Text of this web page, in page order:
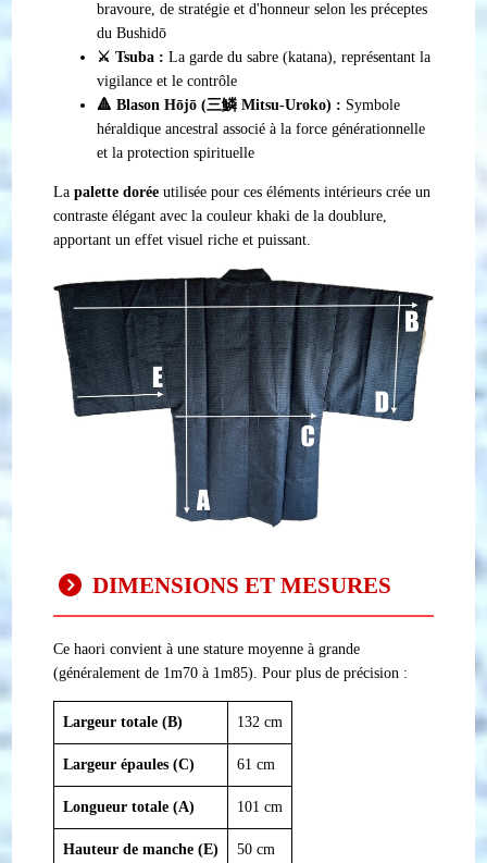
bravoure, de stratégie et d'honneur selon les préceptes
du Bushidō
⚔️ Tsuba : La garde du sabre (katana), représentant la
vigilance et le contrôle
🔺 Blason Hōjō (三鱗 Mitsu-Uroko) : Symbole
héraldique ancestral associé à la force générationnelle
et la protection spirituelle
Lapalette dorée utilisée pour ces éléments intérieurs crée un
contraste élégant avec la couleur khaki de la doublure,
apportant un effet visuel riche et puissant.
DIMENSIONS ET MESURES
Ce haori convient à une stature moyenne à grande
(généralement de 1m70 à 1m85). Pour plus de précision :
Largeur totale (B) 132 cm
Largeur épaules (C) 61 cm
Longueur totale (A) 101 cm
Hauteur de manche (E) 50 cm